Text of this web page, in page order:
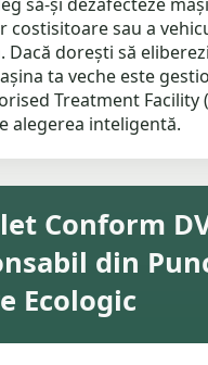
costisitoare sau a
Dacă dorești să
ta veche este
Treatment Facility
alegerea inteligentă.
Conform
din
Ecologic